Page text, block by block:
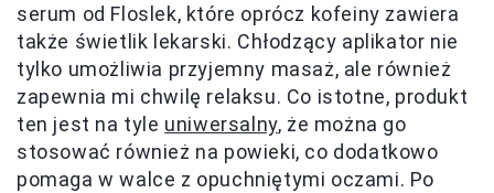
serum od Floslek, które oprócz kofeiny zawiera
także świetlik lekarski. Chłodzący aplikator nie
tylko umożliwia przyjemny masaż, ale również
zapewnia mi chwilę relaksu. Co istotne, produkt
ten jest na tyle uniwersalny, że można go
stosować również na powieki, co dodatkowo
pomaga w walce z opuchniętymi oczami. Po